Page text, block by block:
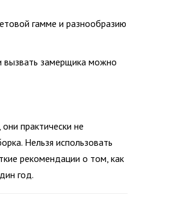
гамме и разнообразию
вызвать замерщика можно
практически не
Нельзя использовать
рекомендации о том, как
год.